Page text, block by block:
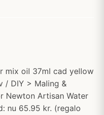
mix oil 37ml cad yellow
/ DIY > Maling &
Newton Artisan Water
nu 65.95 kr. (regalo